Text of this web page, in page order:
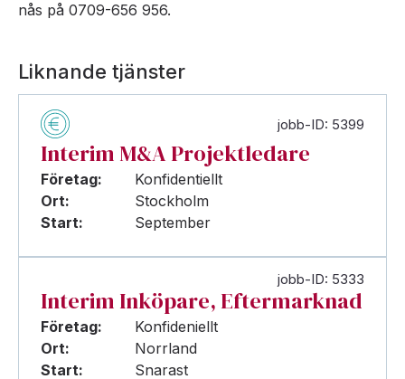
nås på 0709-656 956.
Liknande tjänster
jobb-ID: 5399
Interim M&A Projektledare
Företag:
Konfidentiellt
Ort:
Stockholm
Start:
September
jobb-ID: 5333
Interim Inköpare, Eftermarknad
Företag:
Konfideniellt
Ort:
Norrland
Start:
Snarast